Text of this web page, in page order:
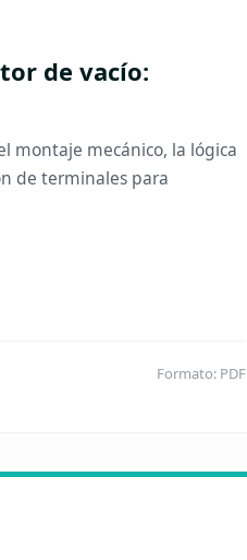
de vacío:
montaje mecánico, la lógica
de terminales para
Formato: PDF